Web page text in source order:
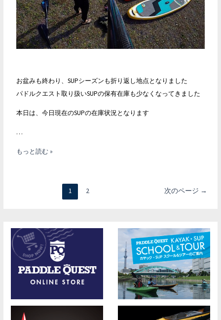
お盆みも終わり、SUPシーズンも折り返し地点となりました
パドルクエスト取り扱いSUPの保有在庫も少なくなってきました
本日は、今日現在のSUPの在庫状況となります
…
8
SUP
店
頭
在
もっと読む »
1 2 次のページ →